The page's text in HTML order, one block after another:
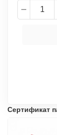
Сертификат